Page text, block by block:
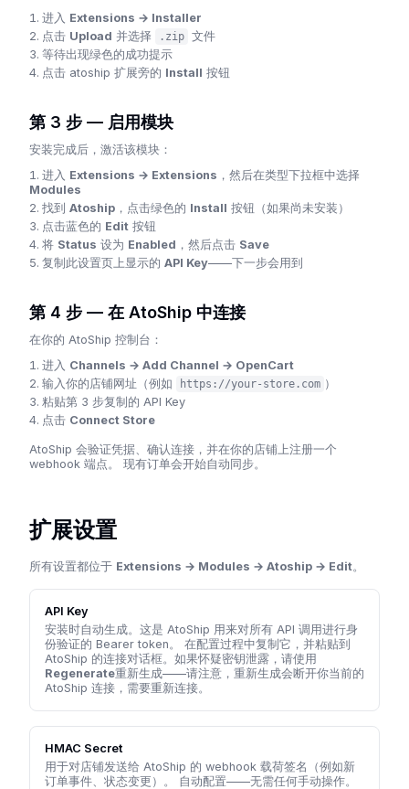
进入 Extensions → Installer
点击 Upload 并选择 .zip 文件
等待出现绿色的成功提示
点击 atoship 扩展旁的 Install 按钮
第 3 步 — 启用模块
安装完成后，激活该模块：
进入 Extensions → Extensions ，然后在类型下拉框中选择
Modules
找到 Atoship ，点击绿色的 Install 按钮（如果尚未安装）
点击蓝色的 Edit 按钮
将 Status 设为 Enabled ，然后点击 Save
复制此设置页上显示的 API Key——下一步会用到
第 4 步 — 在 AtoShip 中连接
在你的 AtoShip 控制台：
进入 Channels → Add Channel → OpenCart
输入你的店铺网址（例如
https://your-store.com ）
粘贴第 3 步复制的 API Key
点击 Connect Store
AtoShip 会验证凭据、确认连接，并在你的店铺上注册一个
webhook 端点。 现有订单会开始自动同步。
扩展设置
所有设置都位于 Extensions → Modules → Atoship → Edit。
API Key
安装时自动生成。这是 AtoShip 用来对所有 API 调用进行身
份验证的 Bearer token。 在配置过程中复制它，并粘贴到
AtoShip 的连接对话框。如果怀疑密钥泄露，请使用
Regenerate重新生成——请注意，重新生成会断开你当前的
AtoShip 连接，需要重新连接。
HMAC Secret
用于对店铺发送给 AtoShip 的 webhook 载荷签名（例如新
订单事件、状态变更）。 自动配置——无需任何手动操作。